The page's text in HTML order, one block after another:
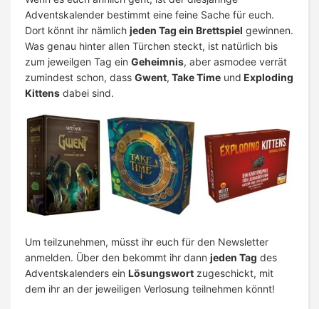
Adventskalender bestimmt eine feine Sache für euch.
Dort könnt ihr nämlich jeden Tag ein Brettspiel gewinnen.
Was genau hinter allen Türchen steckt, ist natürlich bis
zum jeweilgen Tag ein Geheimnis, aber asmodee verrät
zumindest schon, dass Gwent, Take Time und Exploding
Kittens dabei sind.
Um teilzunehmen, müsst ihr euch für den Newsletter
anmelden. Über den bekommt ihr dann jeden Tag des
Adventskalenders ein Lösungswort zugeschickt, mit
dem ihr an der jeweiligen Verlosung teilnehmen könnt!